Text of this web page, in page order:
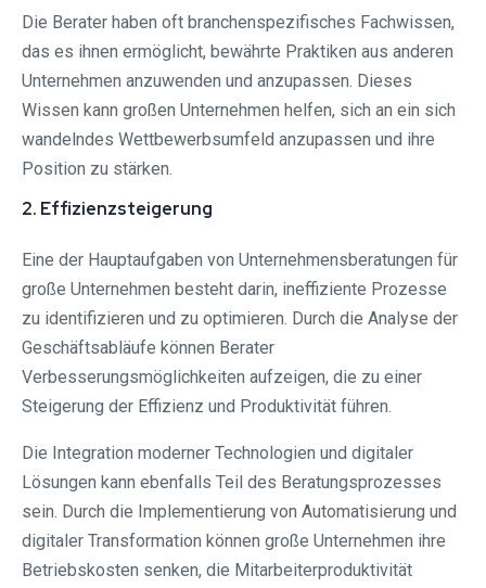
Die Berater haben oft branchenspezifisches Fachwissen,
das es ihnen ermöglicht, bewährte Praktiken aus anderen
Unternehmen anzuwenden und anzupassen. Dieses
Wissen kann großen Unternehmen helfen, sich an ein sich
wandelndes Wettbewerbsumfeld anzupassen und ihre
Position zu stärken.
2. Effizienzsteigerung
Eine der Hauptaufgaben von Unternehmensberatungen für
große Unternehmen besteht darin, ineffiziente Prozesse
zu identifizieren und zu optimieren. Durch die Analyse der
Geschäftsabläufe können Berater
Verbesserungsmöglichkeiten aufzeigen, die zu einer
Steigerung der Effizienz und Produktivität führen.
Die Integration moderner Technologien und digitaler
Lösungen kann ebenfalls Teil des Beratungsprozesses
sein. Durch die Implementierung von Automatisierung und
digitaler Transformation können große Unternehmen ihre
Betriebskosten senken, die Mitarbeiterproduktivität